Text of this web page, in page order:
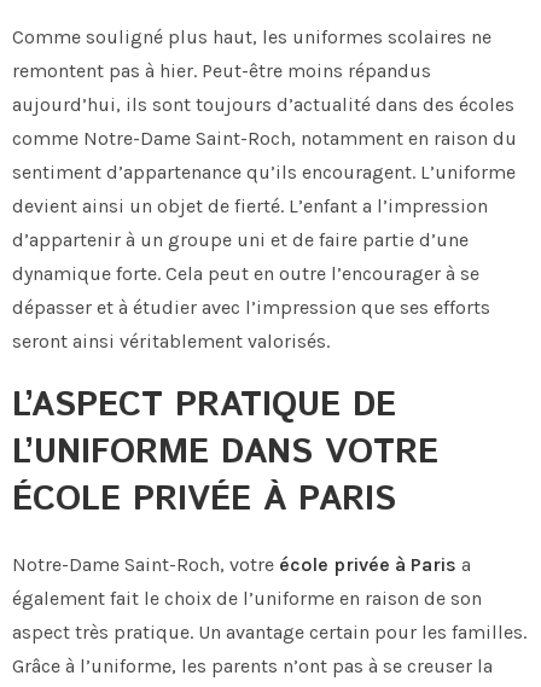
Comme souligné plus haut, les uniformes scolaires ne
remontent pas à hier. Peut-être moins répandus
aujourd’hui, ils sont toujours d’actualité dans des écoles
comme Notre-Dame Saint-Roch, notamment en raison du
sentiment d’appartenance qu’ils encouragent. L’uniforme
devient ainsi un objet de fierté. L’enfant a l’impression
d’appartenir à un groupe uni et de faire partie d’une
dynamique forte. Cela peut en outre l’encourager à se
dépasser et à étudier avec l’impression que ses efforts
seront ainsi véritablement valorisés.
L’ASPECT PRATIQUE DE
L’UNIFORME DANS VOTRE
ÉCOLE PRIVÉE À PARIS
Notre-Dame Saint-Roch, votre école privée à Paris a
également fait le choix de l’uniforme en raison de son
aspect très pratique. Un avantage certain pour les familles.
Grâce à l’uniforme, les parents n’ont pas à se creuser la